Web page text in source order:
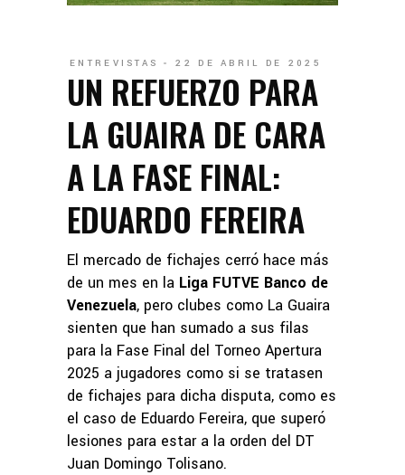
ENTREVISTAS 22 DE ABRIL DE 2025
UN REFUERZO PARA
LA GUAIRA DE CARA
A LA FASE FINAL:
EDUARDO FEREIRA
El mercado de fichajes cerró hace más
de un mes en la Liga FUTVE Banco de
Venezuela, pero clubes como La Guaira
sienten que han sumado a sus filas
para la Fase Final del Torneo Apertura
2025 a jugadores como si se tratasen
de fichajes para dicha disputa, como es
el caso de Eduardo Fereira, que superó
lesiones para estar a la orden del DT
Juan Domingo Tolisano.